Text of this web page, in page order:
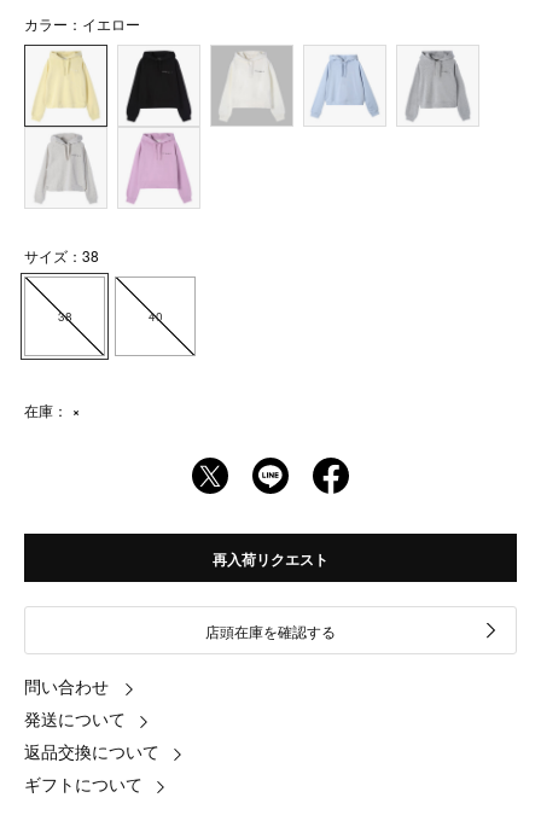
カラー：イエロー
サイズ：38
38 40
在庫： ×
再入荷リクエスト
店頭在庫を確認する
問い合わせ
発送について
返品交換について
ギフトについて